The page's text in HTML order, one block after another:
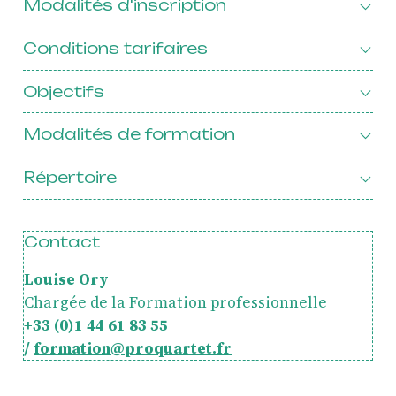
Modalités d'inscription
Conditions tarifaires
Objectifs
Modalités de formation
Répertoire
Contact
Louise Ory
Chargée de la Formation professionnelle
+33 (0)1 44 61 83 55
/ formation@proquartet.fr
Résidence jeunes
interprètes
Formation
professionnelle et
masterclasses
Projets européens
Actions culturelles
Concerts et événements
Pratiques amateurs
Agenda
Actualités
Soutenir ProQuartet
Vidéos des masterclasses